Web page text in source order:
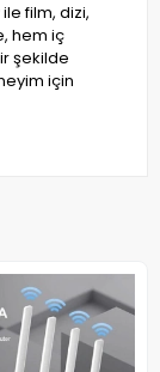
ile film, dizi,
hem iç
şekilde
için